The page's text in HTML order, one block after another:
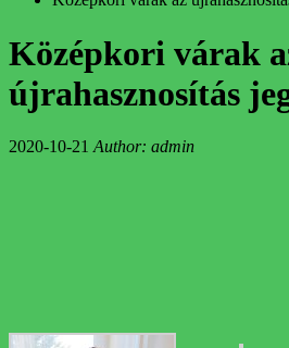
Középkori várak
újrahasznosítás
2020-10-21 Author: admin